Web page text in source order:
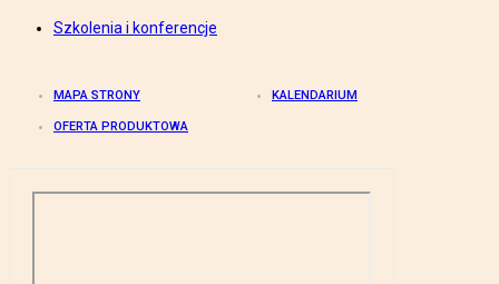
Szkolenia i konferencje
MAPA STRONY KALENDARIUM
OFERTA PRODUKTOWA